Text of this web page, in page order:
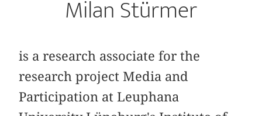
Milan Stürmer
is a research associate for the
research project Media and
Participation at Leuphana